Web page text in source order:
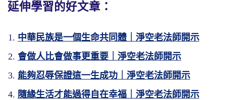
延伸學習的好文章：
中華民族是一個生命共同體｜淨空老法師開示
會做人比會做事更重要｜淨空老法師開示
能夠忍辱保證這一生成功｜淨空老法師開示
隨緣生活才能過得自在幸福｜淨空老法師開示